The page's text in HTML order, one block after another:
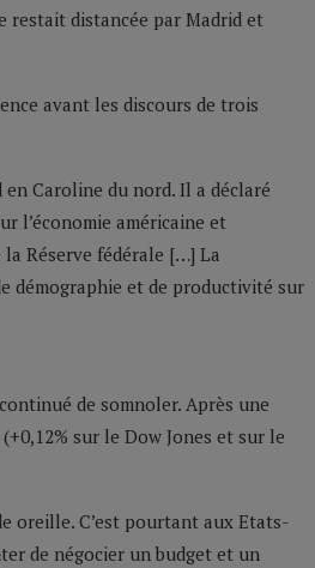
restait distancée par Madrid et
avant les discours de trois
en Caroline du nord. Il a déclaré
l’économie américaine et
Réserve fédérale […] La
démographie et de productivité sur
de somnoler. Après une
sur le Dow Jones et sur le
oreille. C’est pourtant aux Etats-
de négocier un budget et un